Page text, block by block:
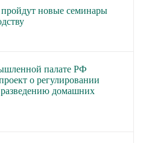
новые семинары
палате РФ
о регулировании
разведению домашних